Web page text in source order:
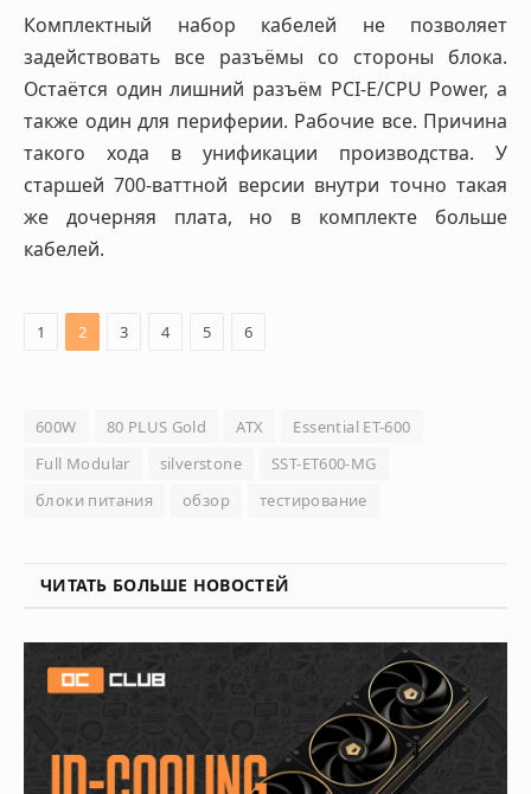
Комплектный набор кабелей не позволяет
задействовать все разъёмы со стороны блока.
Остаётся один лишний разъём PCI-E/CPU Power, а
также один для периферии. Рабочие все. Причина
такого хода в унификации производства. У
старшей 700-ваттной версии внутри точно такая
же дочерняя плата, но в комплекте больше
кабелей.
1 2 3 4 5 6
600W 80 PLUS Gold ATX
Essential ET-600
Full Modular
silverstone
SST-ET600-MG
блоки питания
обзор тестирование
ЧИТАТЬ БОЛЬШЕ НОВОСТЕЙ